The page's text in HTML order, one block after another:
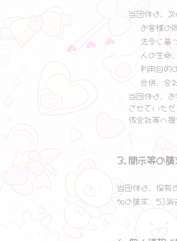
当団体は、
お客様の
法令に基
人の生命
利用目的
合併、会
当団体は、
させていた
係会社等へ
3.開示等の請
当団体は、保有
加の請求、5)消